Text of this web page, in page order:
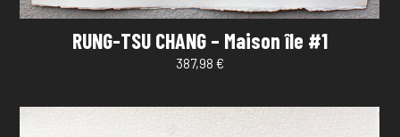
RUNG-TSU CHANG – Maison île #1
387,98 €